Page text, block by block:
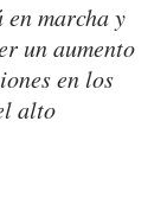
marcha y
un aumento
en los
alto